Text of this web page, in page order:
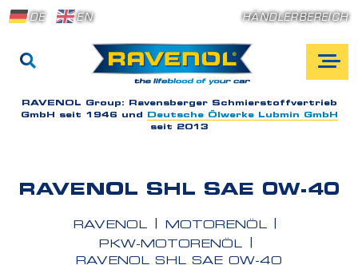
DE EN HÄNDLERBEREICH
RAVENOL Group: Ravensberger Schmierstoffvertrieb
GmbH seit 1946 und
Deutsche Ölwerke Lubmin GmbH
seit 2013
RAVENOL SHL SAE 0W-40
RAVENOL
MOTORENÖL
PKW-MOTORENÖL
RAVENOL SHL SAE 0W-40